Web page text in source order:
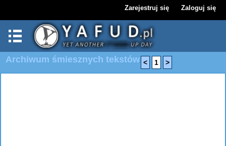
Zarejestruj się Zaloguj się
Archiwum śmiesznych tekstów < 1 >